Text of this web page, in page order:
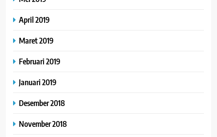
April 2019
Maret 2019
Februari 2019
Januari 2019
Desember 2018
November 2018